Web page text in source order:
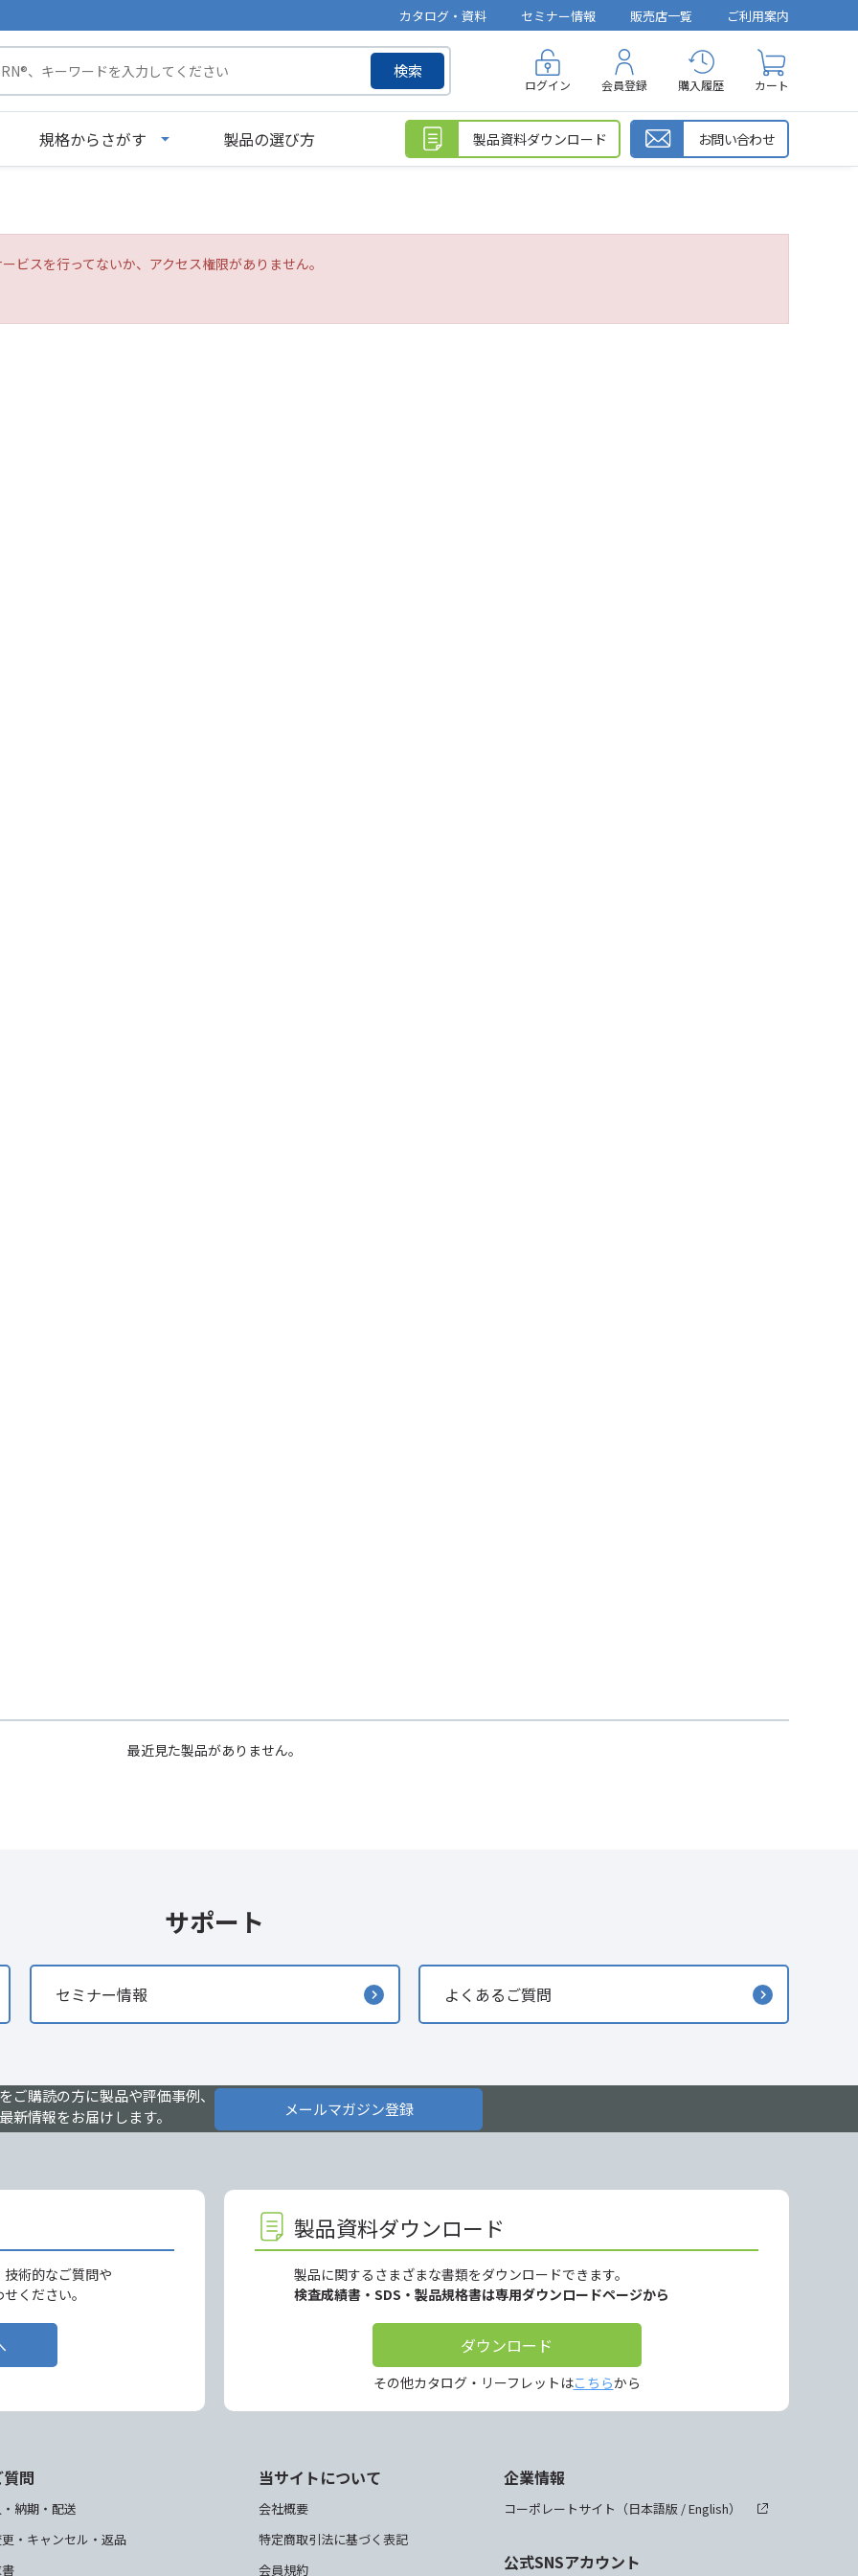
カタログ・資料 セミナー情報 販売店一覧 ご利用案内
検索
ログイン 会員登録 購入履歴 カート
規格からさがす 製品の選び方 製品資料ダウンロード お問い合わせ
ビスを行ってないか、アクセス権限がありません。
最近見た製品がありません。
サポート
セミナー情報 よくあるご質問
ご購読の方に製品や評価事例、
新情報をお届けします。
メールマガジン登録
術的なご質問や
ください。
製品資料ダウンロード
製品に関するさまざまな書類をダウンロードできます。
検査成績書・SDS・製品規格書は専用ダウンロードページから
ダウンロード
その他カタログ・リーフレットはこちらから
問
納期・配送
・キャンセル・返品
当サイトについて
会社概要
特定商取引法に基づく表記
会員規約
企業情報
コーポレートサイト（日本語版 /English）
公式SNSアカウント